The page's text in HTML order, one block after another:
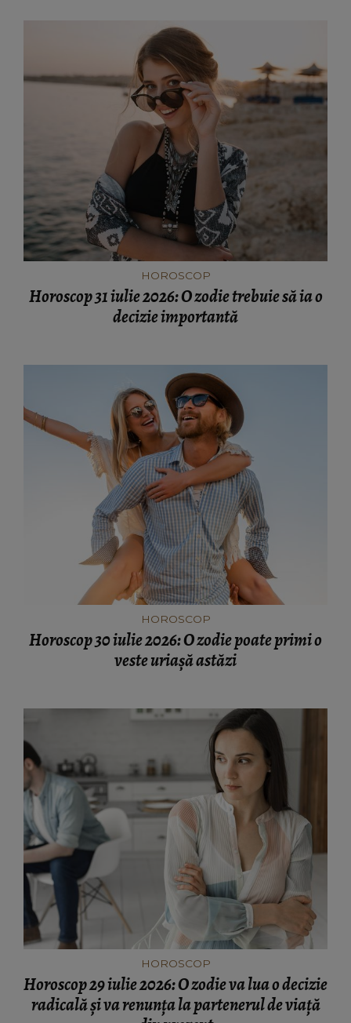
HOROSCOP
Horoscop 31 iulie 2026: O zodie trebuie să ia o
decizie importantă
HOROSCOP
Horoscop 30 iulie 2026: O zodie poate primi o
veste uriașă astăzi
HOROSCOP
Horoscop 29 iulie 2026: O zodie va lua o decizie
radicală și va renunța la partenerul de viață